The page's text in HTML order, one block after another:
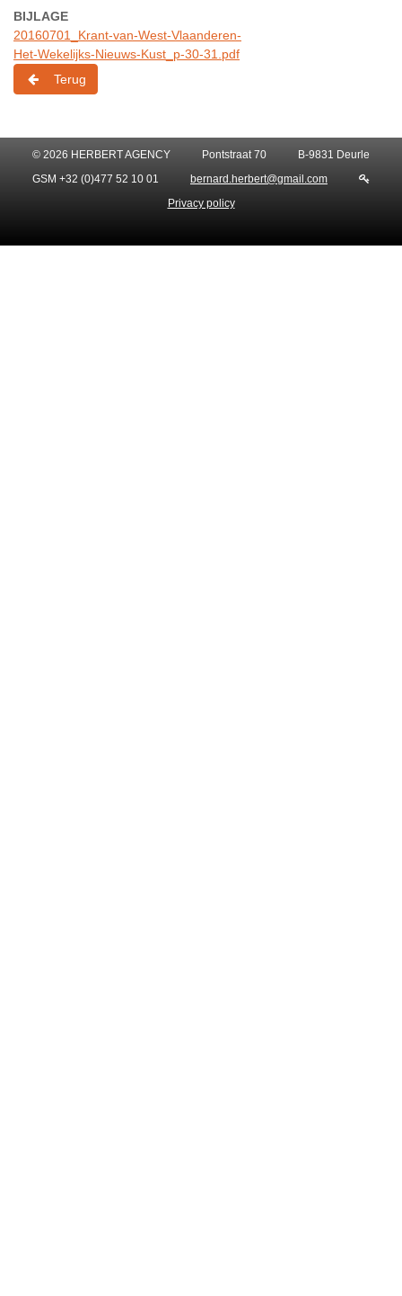
BIJLAGE
20160701_Krant-van-West-Vlaanderen-
Het-Wekelijks-Nieuws-Kust_p-30-31.pdf
Terug
© 2026 HERBERT AGENCY Pontstraat 70
B-9831 Deurle
GSM +32 (0)477 52 10 01
bernard.herbert@gmail.com
Privacy policy